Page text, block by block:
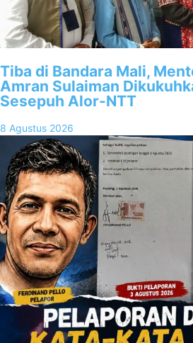
Tiba di Bandara Mali,
Amran Sulaiman
Sesepuh Alor-NTT
8 Agustus 2026